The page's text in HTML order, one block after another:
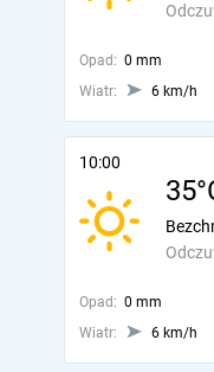
Opad: 0 mm
Wiatr:
6 km/h
10:00
Opad: 0 mm
Wiatr:
6 km/h